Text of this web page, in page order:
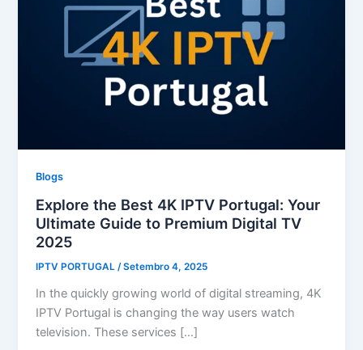
Blogs
Explore the Best 4K IPTV Portugal: Your
Ultimate Guide to Premium Digital TV
2025
IPTV PORTUGAL/Setembro 4, 2025
In the quickly growing world of digital streaming, 4K
IPTV Portugal is changing the way users watch
television. These services […]